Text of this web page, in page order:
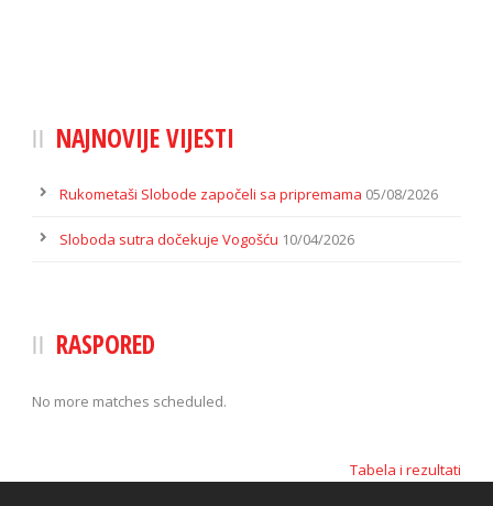
NAJNOVIJE VIJESTI
Rukometaši Slobode započeli sa pripremama 05/08/2026
Sloboda sutra dočekuje Vogošću 10/04/2026
RASPORED
No more matches scheduled.
Tabela i rezultati